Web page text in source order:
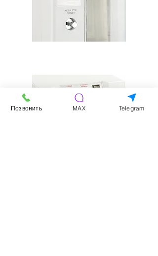
Позвонить MAX Telegram